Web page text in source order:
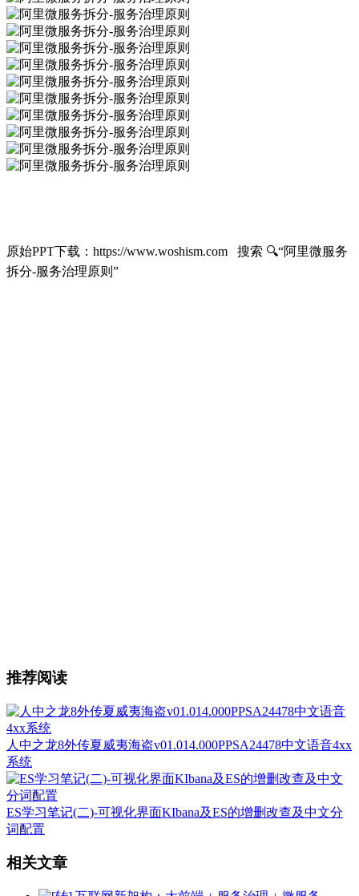
原始PPT下载：https://www.woshism.com 搜索 🔍“阿里微服务
拆分-服务治理原则”
推荐阅读
人中之龙8外传夏威夷海盗v01.014.000PPSA24478中文语音4xx
系统
ES学习笔记(二)-可视化界面KIbana及ES的增删改查及中文分
词配置
相关文章